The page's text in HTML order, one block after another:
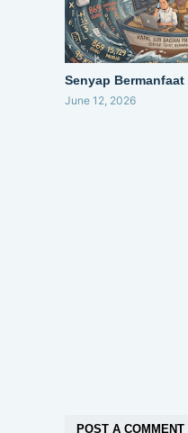
Senyap Bermanfaat
June 12, 2026
POST A COMMENT